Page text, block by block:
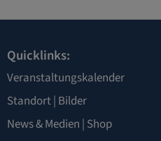
Quicklinks:
Veranstaltungskalender
Standort| Bilder
News & Medien | Shop